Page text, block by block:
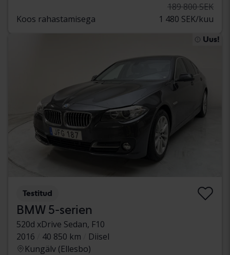
189 800 SEK
Koos rahastamisega
1 480 SEK/kuu
Uus!
Testitud
BMW 5-serien
520d xDrive Sedan, F10
2016
40 850 km
Diisel
Kungälv (Ellesbo)